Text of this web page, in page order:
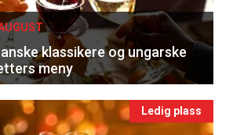
klassikere og ungarske
meny
Ledig plass